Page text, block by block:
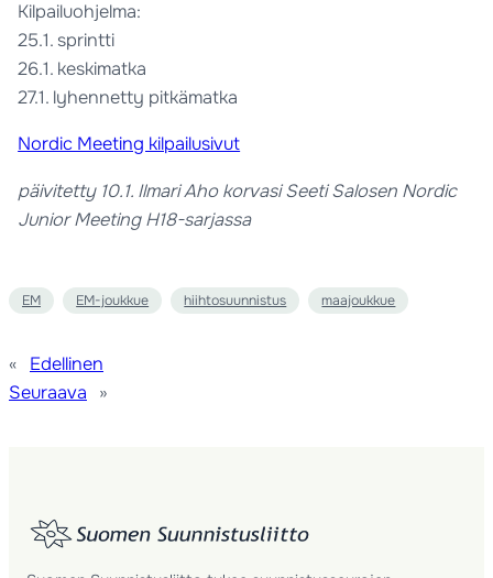
Kilpailuohjelma:
25.1. sprintti
26.1. keskimatka
27.1. lyhennetty pitkämatka
Nordic Meeting kilpailusivut
päivitetty 10.1. Ilmari Aho korvasi Seeti Salosen Nordic
Junior Meeting H18-sarjassa
EM EM-joukkue hiihtosuunnistus maajoukkue
«
Edellinen
Seuraava
»